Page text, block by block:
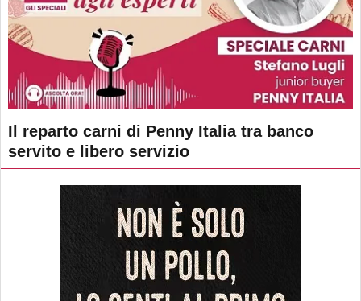
Il reparto carni di Penny Italia tra banco
servito e libero servizio